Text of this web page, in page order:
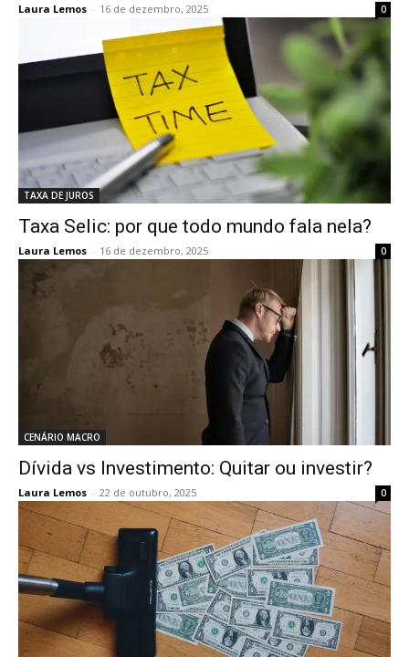
Laura Lemos - 16 de dezembro, 2025 0
TAXA DE JUROS
Taxa Selic: por que todo mundo fala nela?
Laura Lemos - 16 de dezembro, 2025 0
CENÁRIO MACRO
Dívida vs Investimento: Quitar ou investir?
Laura Lemos - 22 de outubro, 2025 0